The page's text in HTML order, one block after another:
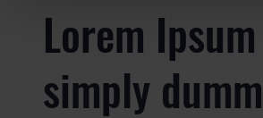
Lorem
simply